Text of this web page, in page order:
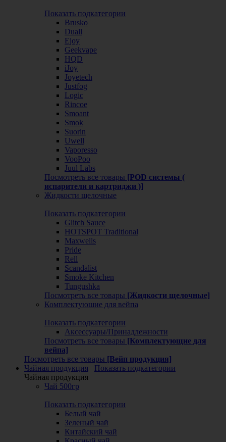
Показать подкатегории
Brusko
Duall
Ejoy
Geekvape
HQD
iJoy
Joyetech
Justfog
Logic
Rincoe
Smoant
Smok
Suorin
Uwell
Vaporesso
VooPoo
Juul Labs
Посмотреть все товары [POD системы (
испарители и картриджи )]
Жидкости щелочные
Показать подкатегории
Glitch Sauce
HOTSPOT Traditional
Maxwells
Pride
Rell
Scandalist
Smoke Kitchen
Tungushka
Посмотреть все товары [Жидкости щелочные]
Комплектующие для вейпа
Показать подкатегории
Аксессуары/Принадлежности
Посмотреть все товары [Комплектующие для
вейпа]
Посмотреть все товары [Вейп продукция]
Чайная продукция
Показать подкатегории
Чайная продукция
Чай 500гр
Показать подкатегории
Белый чай
Зеленый чай
Китайский чай